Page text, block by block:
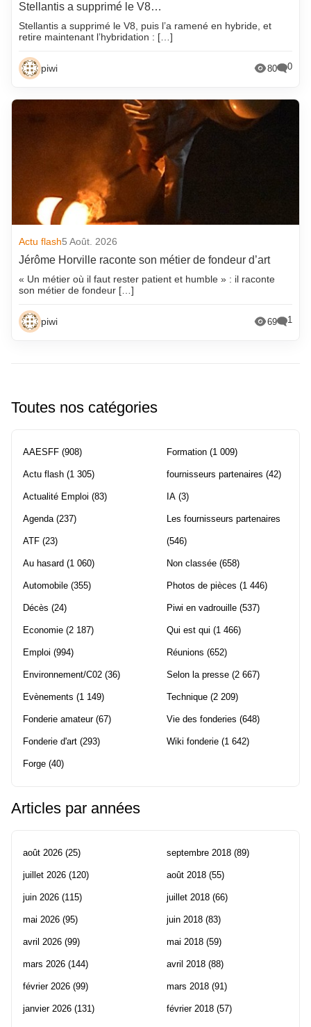
Stellantis a supprimé le V8…
Stellantis a supprimé le V8, puis l’a ramené en hybride, et
retire maintenant l’hybridation : […]
piwi 80 0
Actu flash5 Août. 2026
Jérôme Horville raconte son métier de fondeur d’art
« Un métier où il faut rester patient et humble » : il raconte
son métier de fondeur […]
piwi 69 1
Toutes nos catégories
AAESFF (908)
Actu flash (1 305)
Actualité Emploi (83)
Agenda(237)
ATF (23)
Au hasard (1 060)
Automobile (355)
Décès (24)
Economie (2 187)
Emploi (994)
Environnement/C02 (36)
Evènements (1 149)
Fonderie amateur(67)
Fonderie d'art (293)
Forge (40)
Formation (1 009)
fournisseurs partenaires (42)
IA (3)
Les fournisseurs partenaires
(546)
Non classée (658)
Photos de pièces (1 446)
Piwi en vadrouille (537)
Qui est qui (1 466)
Réunions (652)
Selon la presse (2 667)
Technique (2 209)
Vie des fonderies (648)
Wiki fonderie (1 642)
Articles par années
août 2026 (25)
juillet 2026 (120)
juin 2026 (115)
mai 2026 (95)
avril 2026 (99)
mars 2026 (144)
février 2026 (99)
janvier 2026 (131)
septembre 2018 (89)
août 2018 (55)
juillet 2018 (66)
juin 2018 (83)
mai 2018 (59)
avril 2018 (88)
mars 2018 (91)
février 2018 (57)